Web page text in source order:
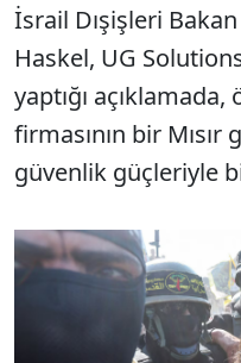
İsrail Dışişleri Bakan
Haskel, UG
yaptığı
firmasının bir
güvenlik güçleriyle